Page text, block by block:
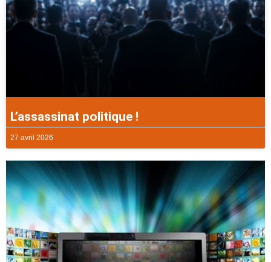
L’assassinat politique !
27 avril 2026